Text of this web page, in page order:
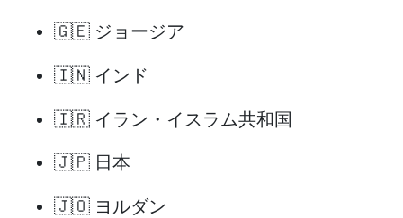
🇬🇪 ジョージア
🇮🇳 インド
🇮🇷 イラン・イスラム共和国
🇯🇵 日本
🇯🇴 ヨルダン